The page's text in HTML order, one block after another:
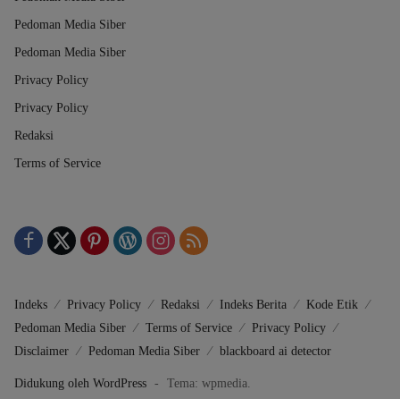
Pedoman Media Siber
Pedoman Media Siber
Privacy Policy
Privacy Policy
Redaksi
Terms of Service
Indeks Privacy Policy Redaksi Indeks Berita
Kode Etik
Pedoman Media Siber
Terms of Service
Privacy Policy
Disclaimer
Pedoman Media Siber blackboard ai detector
Didukung oleh WordPress - Tema: wpmedia.